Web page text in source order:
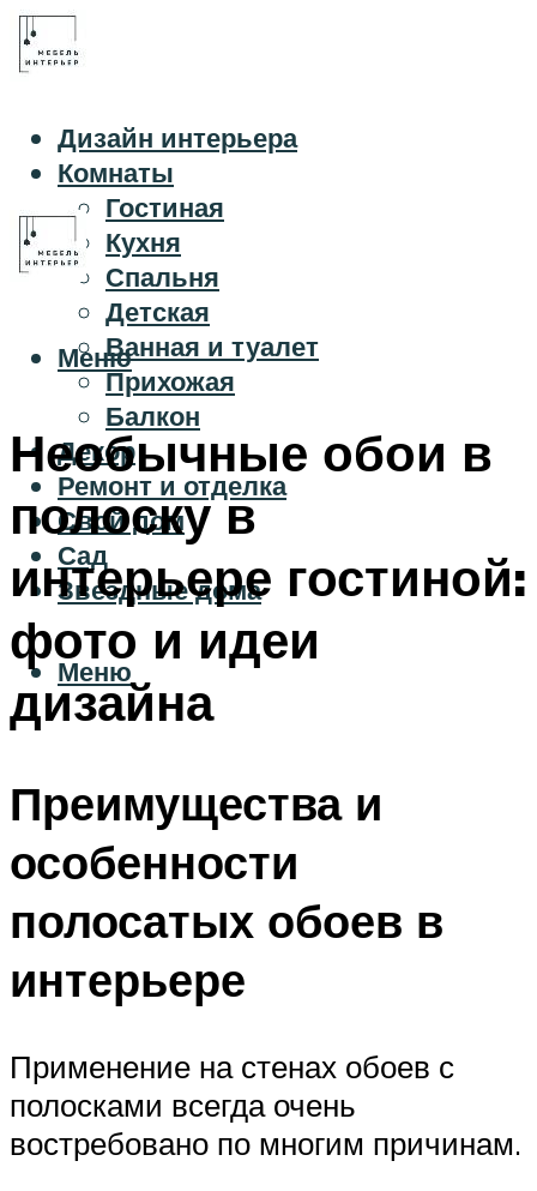
Дизайн интерьера
Комнаты
Гостиная
Кухня
Спальня
Детская
Ванная и туалет
Прихожая
Балкон
Декор
Ремонт и отделка
Свой дом
Сад
Звездные дома
Меню
Меню
Необычные обои в
полоску в
интерьере гостиной:
фото и идеи
дизайна
Преимущества и
особенности
полосатых обоев в
интерьере
Применение на стенах обоев с
полосками всегда очень
востребовано по многим причинам.